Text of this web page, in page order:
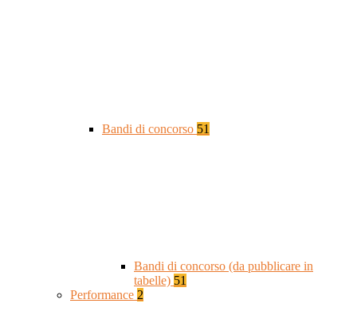
Bandi di concorso 51
Bandi di concorso (da pubblicare in
tabelle) 51
Performance 2